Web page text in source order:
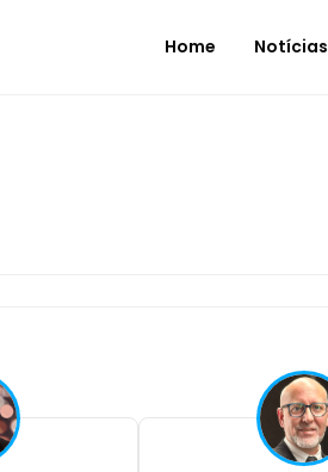
Home Notícias